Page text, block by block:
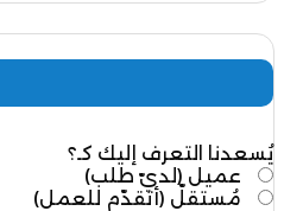
يُسعدنا التعرف إليك كـ؟
عميل (لديّ طلب)
مُستقلّ (أتقدّم للعمل)